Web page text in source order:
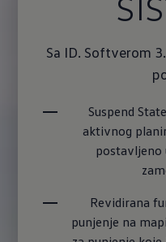
Sa ID. Softverom
Suspend
aktivnog
postavljeno
Revidirana
punjenje na